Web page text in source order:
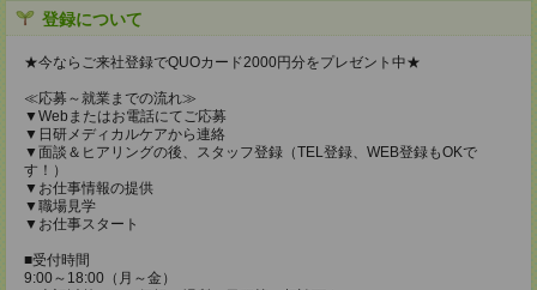
登録について
★今ならご来社登録でQUOカード2000円分をプレゼント中★
≪応募～就業までの流れ≫
▼Webまたはお電話にてご応募
▼日研メディカルケアから連絡
▼面談＆ヒアリングの後、スタッフ登録（TEL登録、WEB登録もOKで
す！）
▼お仕事情報の提供
▼職場見学
▼お仕事スタート
■受付時間
9:00～18:00（月～金）